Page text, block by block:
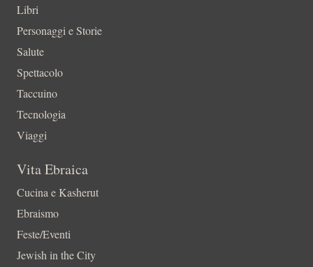
Libri
Personaggi e Storie
Salute
Spettacolo
Taccuino
Tecnologia
Viaggi
Vita Ebraica
Cucina e Kasherut
Ebraismo
Feste/Eventi
Jewish in the City